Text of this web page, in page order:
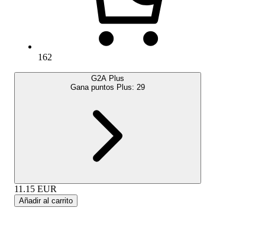
162
G2A Plus
Gana puntos Plus: 29
11.15 EUR
Añadir al carrito